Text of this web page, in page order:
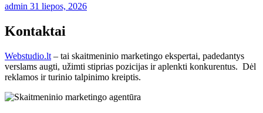
admin 31 liepos, 2026
Kontaktai
Webstudio.lt – tai skaitmeninio marketingo ekspertai, padedantys
verslams augti, užimti stiprias pozicijas ir aplenkti konkurentus. Dėl
reklamos ir turinio talpinimo kreiptis.